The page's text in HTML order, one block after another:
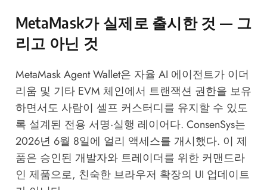
MetaMask가 실제로 출시한 것 — 그
리고 아닌 것
MetaMask Agent Wallet은 자율 AI 에이전트가 이더
리움 및 기타 EVM 체인에서 트랜잭션 권한을 보유
하면서도 사람이 셀프 커스터디를 유지할 수 있도
록 설계된 전용 서명·실행 레이어다. ConsenSys는
2026년 6월 8일에 얼리 액세스를 개시했다. 이 제
품은 승인된 개발자와 트레이더를 위한 커맨드라
인 제품으로, 친숙한 브라우저 확장의 UI 업데이트